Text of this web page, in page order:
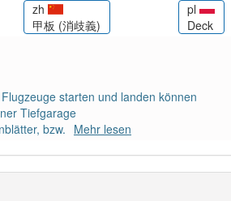
zh
甲板 (消歧義)
pl
Deck
starten und landen können
Tiefgarage
bzw.
Mehr lesen